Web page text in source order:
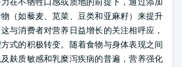
（如藜麦、苋菜、豆类和亚麻籽）来提升
与消费者对营养日益增长的关注相呼应，
式的积极转变。随着食物与身体表现之间
麸质敏感和乳糜泻疾病的普遍，营养强化